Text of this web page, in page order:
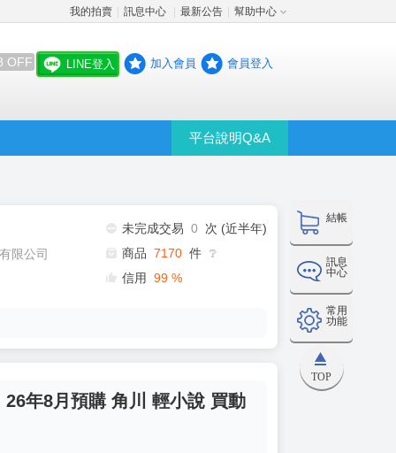
我的拍賣 訊息中心 最新公告 幫助中心
OFF LINE登入 加入會員 會員登入
平台說明Q&A
結帳
訊息
中心
常用
功能
TOP
限公司
未完成交易 0
次 (近半年)
商品 7170 件 ❔
信用 99 %
年8月預購 角川 輕小說 買動